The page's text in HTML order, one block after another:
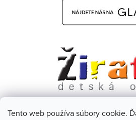
Tento web používa súbory cookie.